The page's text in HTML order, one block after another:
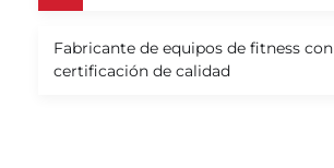
Fabricante de equipos de fitness con
certificación de calidad